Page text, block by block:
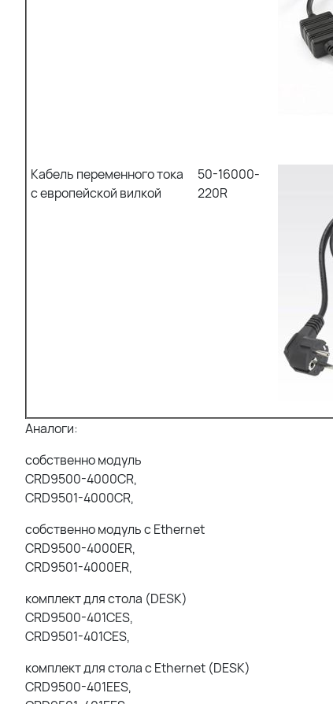
Кабель переменного тока
с европейской вилкой
50-16000-
220R
Аналоги:
собственно модуль
CRD9500-4000CR,
CRD9501-4000CR,
собственно модуль с Ethernet
CRD9500-4000ER,
CRD9501-4000ER,
комплект для стола (DESK)
CRD9500-401CES,
CRD9501-401CES,
комплект для стола с Ethernet (DESK)
CRD9500-401EES,